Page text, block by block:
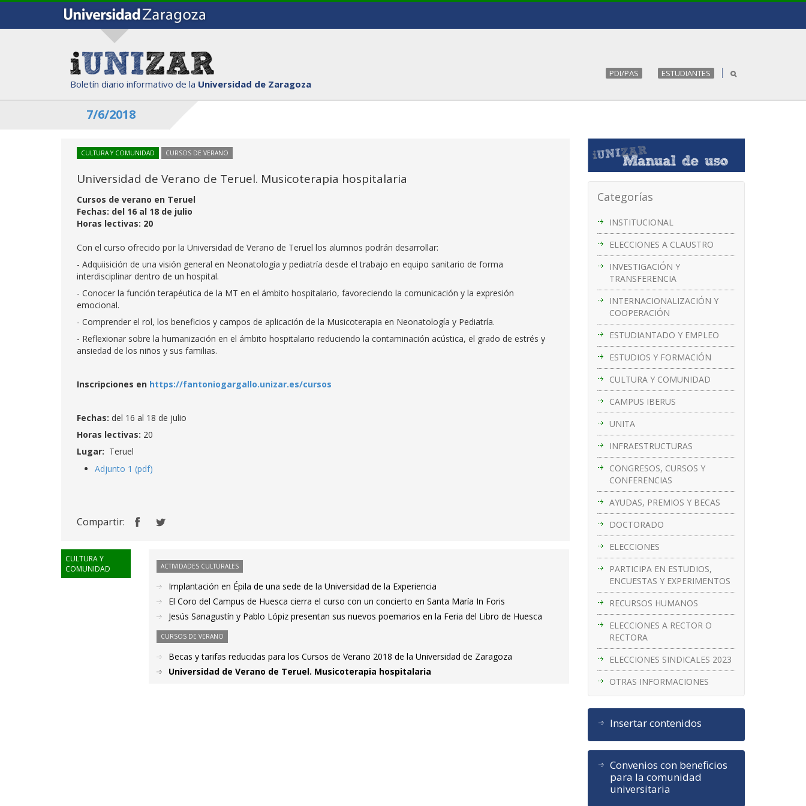
Boletín diario informativo de la Universidad de Zaragoza
PDI/PAS ESTUDIANTES
7/6/2018
Categorías
INSTITUCIONAL
ELECCIONES A CLAUSTRO
INVESTIGACIÓN Y
TRANSFERENCIA
INTERNACIONALIZACIÓN Y
COOPERACIÓN
ESTUDIANTADO Y EMPLEO
ESTUDIOS Y FORMACIÓN
CULTURA Y COMUNIDAD
CAMPUS IBERUS
UNITA
INFRAESTRUCTURAS
CONGRESOS, CURSOS Y
CONFERENCIAS
AYUDAS, PREMIOS Y BECAS
DOCTORADO
ELECCIONES
PARTICIPA EN ESTUDIOS,
ENCUESTAS Y EXPERIMENTOS
RECURSOS HUMANOS
ELECCIONES A RECTOR O
RECTORA
ELECCIONES SINDICALES 2023
OTRAS INFORMACIONES
Insertar contenidos
Convenios con beneficios
para la comunidad
universitaria
CULTURA Y COMUNIDAD CURSOS DE VERANO
Universidad de Verano de Teruel. Musicoterapia hospitalaria
Cursos de verano en Teruel
Fechas: del 16 al 18 de julio
Horas lectivas: 20
Con el curso ofrecido por la Universidad de Verano de Teruel los alumnos podrán desarrollar:
- Adquiisición de una visión general en Neonatología y pediatría desde el trabajo en equipo sanitario de forma
interdisciplinar dentro de un hospital.
- Conocer la función terapéutica de la MT en el ámbito hospitalario, favoreciendo la comunicación y la expresión
emocional.
- Comprender el rol, los beneficios y campos de aplicación de la Musicoterapia en Neonatología y Pediatría.
- Reflexionar sobre la humanización en el ámbito hospitalario reduciendo la contaminación acústica, el grado de estrés y
ansiedad de los niños y sus familias.
Inscripciones en https://fantoniogargallo.unizar.es/cursos
Fechas: del 16 al 18 de julio
Horas lectivas: 20
Lugar: Teruel
Adjunto 1 (pdf)
Compartir:
CULTURA Y
COMUNIDAD
ACTIVIDADES CULTURALES
Implantación en Épila de una sede de la Universidad de la Experiencia
El Coro del Campus de Huesca cierra el curso con un concierto en Santa María In Foris
Jesús Sanagustín y Pablo Lópiz presentan sus nuevos poemarios en la Feria del Libro de Huesca
CURSOS DE VERANO
Becas y tarifas reducidas para los Cursos de Verano 2018 de la Universidad de Zaragoza
Universidad de Verano de Teruel. Musicoterapia hospitalaria